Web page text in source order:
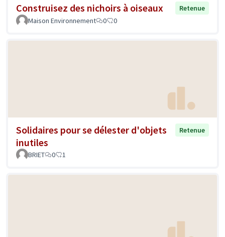
Construisez des nichoirs à oiseaux
Retenue
Maison Environnement
0 0
Solidaires pour se délester d'objets
inutiles
Retenue
BRIET 0 1